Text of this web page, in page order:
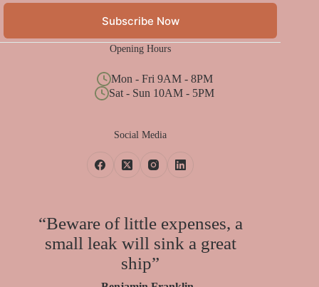
Subscribe Now
Opening Hours
Mon - Fri 9AM - 8PM
Sat - Sun 10AM - 5PM
Social Media
“Beware of little expenses, a
small leak will sink a great
ship”